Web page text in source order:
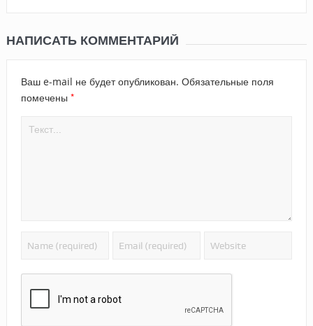
НАПИСАТЬ КОММЕНТАРИЙ
Ваш e-mail не будет опубликован. Обязательные поля
помечены *